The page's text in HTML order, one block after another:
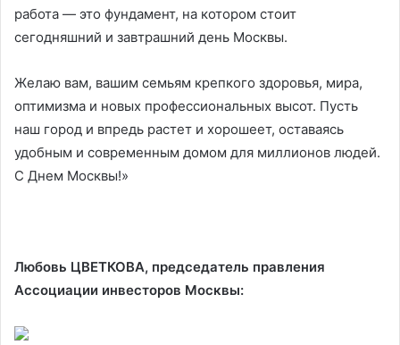
работа — это фундамент, на котором стоит
сегодняшний и завтрашний день Москвы.
Желаю вам, вашим семьям крепкого здоровья, мира,
оптимизма и новых профессиональных высот. Пусть
наш город и впредь растет и хорошеет, оставаясь
удобным и современным домом для миллионов людей.
С Днем Москвы!»
Любовь ЦВЕТКОВА, председатель правления
Ассоциации инвесторов Москвы: